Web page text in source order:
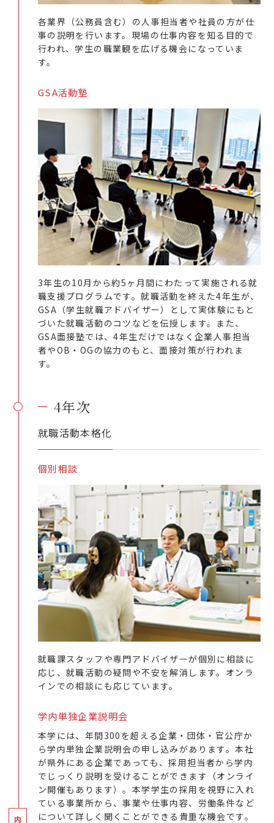
各業界（公務員含む）の人事担当者や社員の方が仕
事の説明を行います。現場の仕事内容を知る目的で
行われ、学生の職業観を広げる機会になっていま
す。
GSA活動塾
3年生の10月から約5ヶ月間にわたって実施される就
職支援プログラムです。就職活動を終えた4年生が、
GSA（学生就職アドバイザー）として実体験にもと
づいた就職活動のコツなどを伝授します。また、
GSA面接塾では、4年生だけではなく企業人事担当
者やOB・OGの協力のもと、面接対策が行われま
す。
4年次
就職活動本格化
個別相談
就職課スタッフや専門アドバイザーが個別に相談に
応じ、就職活動の疑問や不安を解消します。オンラ
インでの相談にも応じています。
学内単独企業説明会
本学には、年間300を超える企業・団体・官公庁か
ら学内単独企業説明会の申し込みがあります。本社
が県外にある企業であっても、採用担当者から学内
でじっくり説明を受けることができます（オンライ
ン開催もあります）。本学学生の採用を視野に入れ
ている事業所から、事業や仕事内容、労働条件など
について詳しく聞くことができる貴重な機会です。